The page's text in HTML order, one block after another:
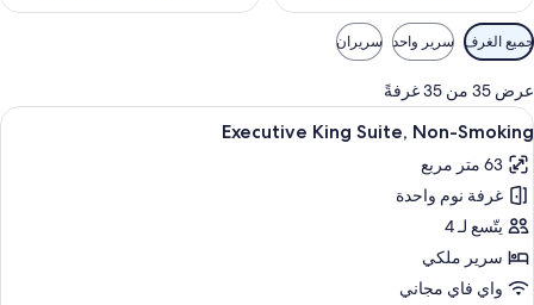
عوامل
التصفية
المتاحة
للغرف
جميع الغرف سرير واحد سريران
عرض 35 من 35 غرفةً
استعراض
جميع
صور
Executive
King
Suite,
Non-
ألحفة محشوة بالريش وأسرّة بطبقة
7
Executive King Suite, Non-Smoking
63 متر مربع
غرفة نوم واحدة
يتّسع لـ 4
سرير ملكي
واي فاي مجاني